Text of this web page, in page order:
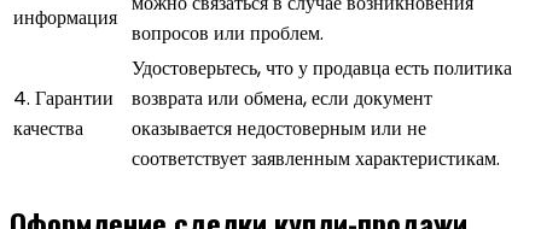
информация
вопросов или проблем.
4. Гарантии
качества
Удостоверьтесь, что у продавца есть политика
возврата или обмена, если документ
оказывается недостоверным или не
соответствует заявленным характеристикам.